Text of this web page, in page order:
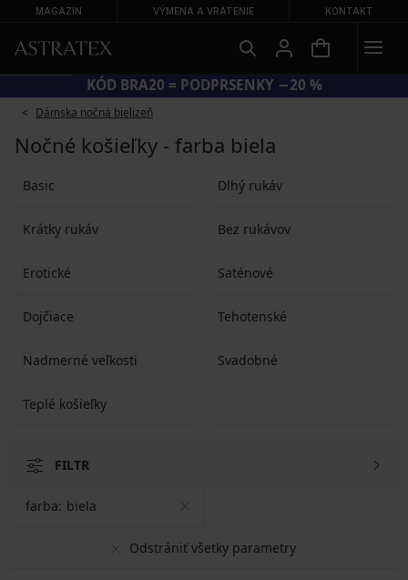
MAGAZÍN VÝMENA A VRÁTENIE KONTAKT
KÓD BRA20 = PODPRSENKY −20 %
Dámska nočná bielizeň
Nočné košieľky - farba biela
Basic Dlhý rukáv
Krátky rukáv Bez rukávov
Erotické Saténové
Dojčiace Tehotenské
Nadmerné veľkosti Svadobné
Teplé košieľky
FILTR
Odstrániť všetky parametry
farba: biela